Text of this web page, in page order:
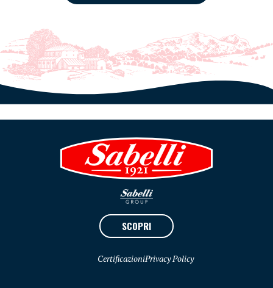
SCOPRI
CertificazioniPrivacy Policy